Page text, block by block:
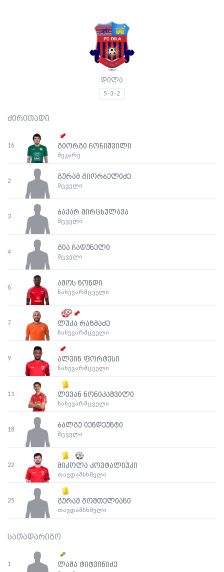
დილა
5-3-2
ძირითადი
16 გიორგი ჩოჩიშვილი
მეკარე
2
გურამ გიორბელიძე
მცველი
3
ბაქარ მირცხულავა
მცველი
4
გია ჩადუნელი
მცველი
6
ამოს ნონდი
ნახევარმცველი
7 ლუკა რაზმაძე
ნახევარმცველი
9 ალვინ ფორტესი
ნახევარმცველი
11 ლევან ნონიკაშვილი
ნახევარმცველი
18
ბალგუ იენდეუნტი
მცველი
22 მიკოლა კოვტალიუკი
თავდამსხმელი
25 გურამ გოშთელიანი
თავდამსხმელი
სათადარიგო
1 ლაშა ტიტვინიძე